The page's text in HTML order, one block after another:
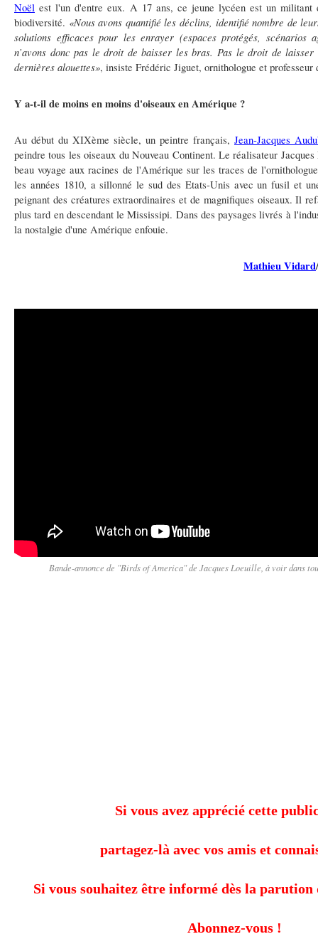
Noël est l'un d'entre eux. A 17 ans, ce jeune lycéen est un militant
biodiversité. «Nous avons quantifié les déclins, identifié nombre de
solutions efficaces pour les enrayer (espaces protégés, scénarios
n’avons donc pas le droit de baisser les bras. Pas le droit de
dernières alouettes», insiste Frédéric Jiguet, ornithologue et
Y a-t-il de moins en moins d'oiseaux en Amérique ?
Au début du XIXème siècle, un peintre français, Jean-Jacques
peindre tous les oiseaux du Nouveau Continent. Le réalisateur
beau voyage aux racines de l'Amérique sur les traces de
les années 1810, a sillonné le sud des Etats-Unis avec un fusil et
peignant des créatures extraordinaires et de magnifiques oiseaux. Il
plus tard en descendant le Mississipi. Dans des paysages livrés à
la nostalgie d'une Amérique enfouie.
Mathieu Vidard/
Bande-annonce de "Birds of America" de Jacques Loeuille, à voir dans
Si vous avez apprécié cette
partagez-là avec vos amis et
Si vous souhaitez être informé dès la
Abonnez-vous !